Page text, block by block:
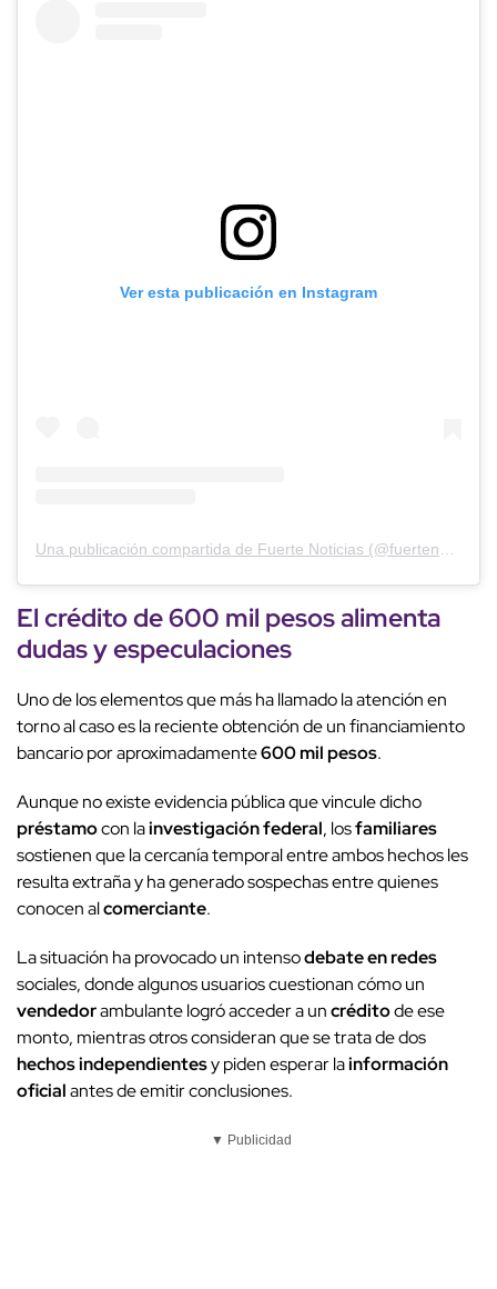
Ver esta publicación en Instagram
Elcréditode600 mil pesosalimenta
dudasy especulaciones
Uno de los elementos que más ha llamado la atención en
torno al caso es la reciente obtención de un financiamiento
bancario por aproximadamente600 mil pesos.
Aunque no existe evidencia pública que vincule dicho
préstamocon lainvestigación federal, losfamiliares
sostienen que la cercanía temporal entre ambos hechos les
resulta extraña y ha generado sospechas entre quienes
conocen alcomerciante.
La situación ha provocado un intensodebate en redes
sociales, donde algunos usuarios cuestionan cómo un
vendedorambulante logró acceder a uncréditode ese
monto, mientras otros consideran que se trata de dos
hechos independientesy piden esperar lainformación
oficialantes de emitir conclusiones.
▼ Publicidad